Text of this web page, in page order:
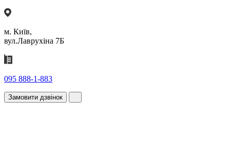
м. Київ,
вул.Лаврухіна 7Б
095 888-1-883
Замовити дзвінок